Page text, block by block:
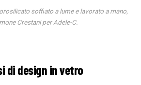
soffiato a lume e lavorato a mano,
Crestani per Adele-C.
di design in vetro